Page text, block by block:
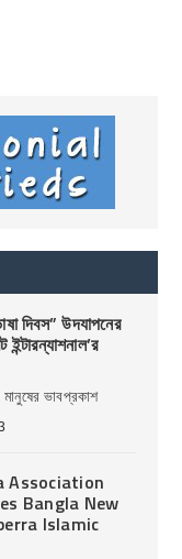
দিবস” উদযাপনের
মানুষের ভাবপ্রকাশ
Association
Bangla New
Islamic